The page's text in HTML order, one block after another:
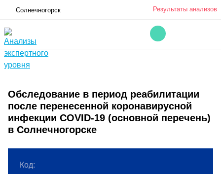
Солнечногорск Результаты анализов
Обследование в период реабилитации
после перенесенной коронавирусной
инфекции COVID-19 (основной перечень)
в Солнечногорске
Код: